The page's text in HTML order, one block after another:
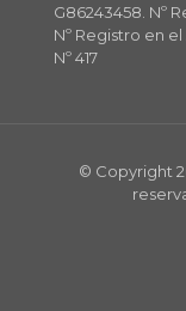
G86243458. Nº
Nº Registro en
Nº 417
© Copyright